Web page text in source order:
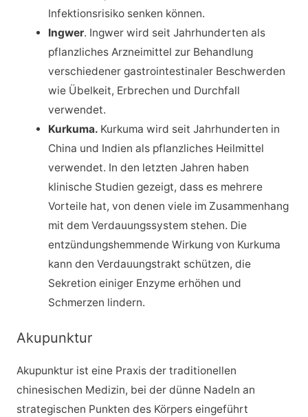
Infektionsrisiko senken können.
Ingwer. Ingwer wird seit Jahrhunderten als
pflanzliches Arzneimittel zur Behandlung
verschiedener gastrointestinaler Beschwerden
wie Übelkeit, Erbrechen und Durchfall
verwendet.
Kurkuma. Kurkuma wird seit Jahrhunderten in
China und Indien als pflanzliches Heilmittel
verwendet. In den letzten Jahren haben
klinische Studien gezeigt, dass es mehrere
Vorteile hat, von denen viele im Zusammenhang
mit dem Verdauungssystem stehen. Die
entzündungshemmende Wirkung von Kurkuma
kann den Verdauungstrakt schützen, die
Sekretion einiger Enzyme erhöhen und
Schmerzen lindern.
Akupunktur
Akupunktur ist eine Praxis der traditionellen
chinesischen Medizin, bei der dünne Nadeln an
strategischen Punkten des Körpers eingeführt